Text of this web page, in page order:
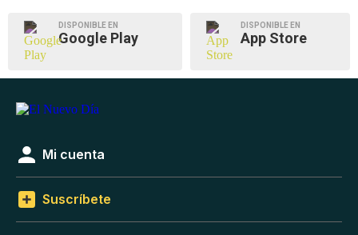
DISPONIBLE EN
Google Play
DISPONIBLE EN
App Store
Mi cuenta
Suscríbete